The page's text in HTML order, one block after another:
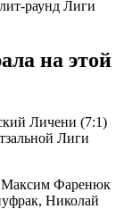
на этой
Личени (7:1)
Лиги
Максим Фаренюк
Николай